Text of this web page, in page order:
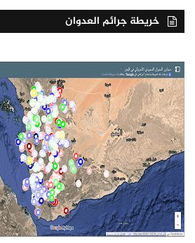
خريطة جرائم العدوان